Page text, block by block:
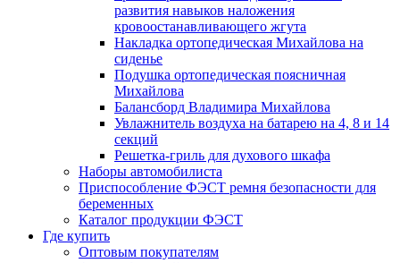
развития навыков наложения
кровоостанавливающего жгута
Накладка ортопедическая Михайлова на
сиденье
Подушка ортопедическая поясничная
Михайлова
Балансборд Владимира Михайлова
Увлажнитель воздуха на батарею на 4, 8 и 14
секций
Решетка-гриль для духового шкафа
Наборы автомобилиста
Приспособление ФЭСТ ремня безопасности для
беременных
Каталог продукции ФЭСТ
Где купить
Оптовым покупателям